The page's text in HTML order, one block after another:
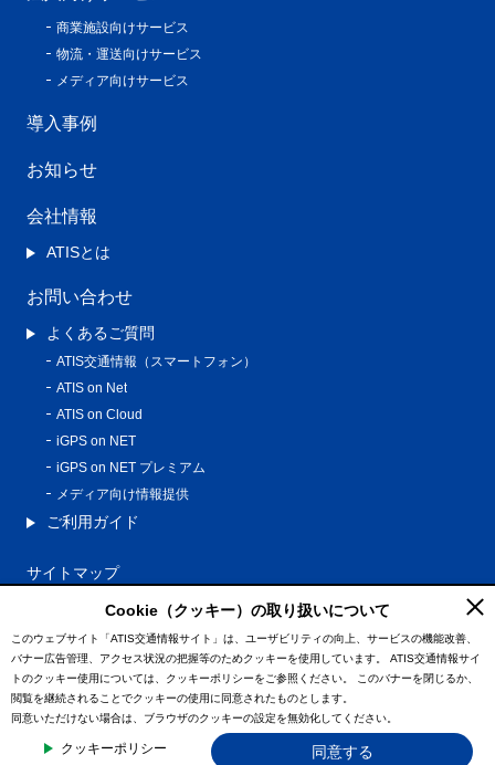
商業施設向けサービス
物流・運送向けサービス
メディア向けサービス
導入事例
お知らせ
会社情報
ATISとは
お問い合わせ
よくあるご質問
ATIS交通情報（スマートフォン）
ATIS on Net
ATIS on Cloud
iGPS on NET
iGPS on NET プレミアム
メディア向け情報提供
ご利用ガイド
サイトマップ
プライバシーポリシー
利用規約
特定商取引法に基づく表記
情報の外部通信について
© ATIS Co.,Ltd. All Rights Reserved.
Cookie（クッキー）の取り扱いについて
このウェブサイト「ATIS交通情報サイト」は、ユーザビリティの向上、サービスの機能改善、
バナー広告管理、アクセス状況の把握等のためクッキーを使用しています。
ATIS交通情報サイ
トのクッキー使用については、クッキーポリシーをご参照ください。
このバナーを閉じるか、
閲覧を継続されることでクッキーの使用に同意されたものとします。
同意いただけない場合は、ブラウザのクッキーの設定を無効化してください。
クッキーポリシー 同意する